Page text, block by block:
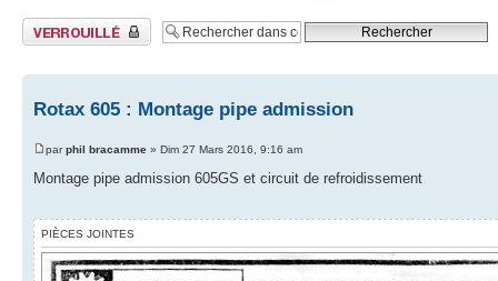
Sujet verrouillé
Rotax 605 : Montage pipe admission
parphil bracamme » Dim 27 Mars 2016, 9:16 am
Montage pipe admission 605GS et circuit de refroidissement
PIÈCES JOINTES